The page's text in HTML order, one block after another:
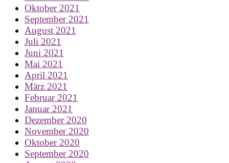
Oktober 2021
September 2021
August 2021
Juli 2021
Juni 2021
Mai 2021
April 2021
März 2021
Februar 2021
Januar 2021
Dezember 2020
November 2020
Oktober 2020
September 2020